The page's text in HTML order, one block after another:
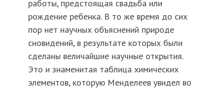
работы, предстоящая свадьба или
рождение ребенка. В то же время до сих
пор нет научных объяснений природе
сновидений, в результате которых были
сделаны величайшие научные открытия.
Это и знаменитая таблица химических
элементов, которую Менделеев увидел во